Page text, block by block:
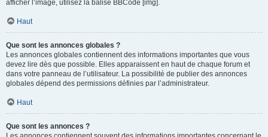
afficher l’image, utilisez la balise BBCode [img].
Haut
Que sont les annonces globales ?
Les annonces globales contiennent des informations importantes que vous
devez lire dès que possible. Elles apparaissent en haut de chaque forum et
dans votre panneau de l’utilisateur. La possibilité de publier des annonces
globales dépend des permissions définies par l’administrateur.
Haut
Que sont les annonces ?